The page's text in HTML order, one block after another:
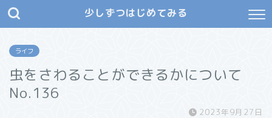
少しずつはじめてみる
ライフ
虫をさわることができるかについて
No.136
2023年9月27日